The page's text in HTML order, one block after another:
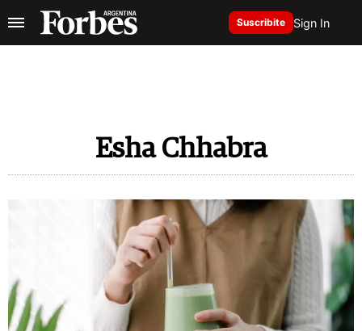
Suscribite Sign In
Esha Chhabra